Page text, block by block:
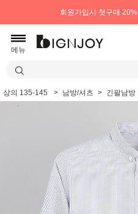
회원가입시 첫구매 20%
메뉴
상의 135-145 남방/셔츠 긴팔남방